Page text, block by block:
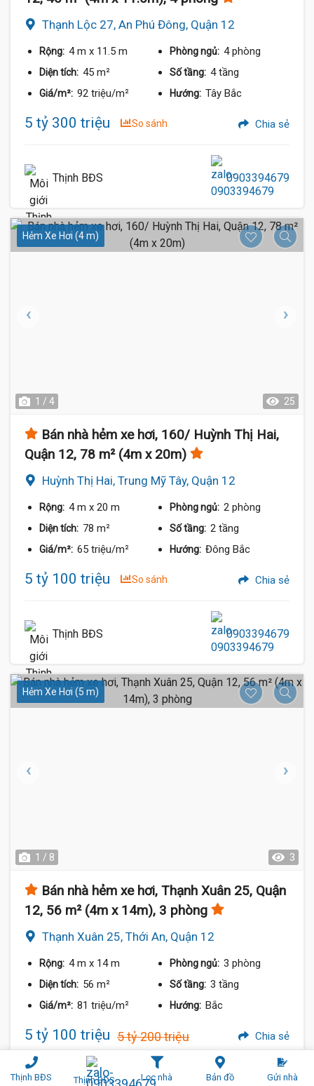
Thịnh BĐS Thịnh BĐS Lọc nhà Bản đồ Gửi nhà
Thạnh Lộc 27, An Phú Đông, Quận 12
Rộng: 4 m x 11.5 m Phòng ngủ: 4 phòng
Diện tích: 45 m² Số tầng: 4 tầng
Giá/m²: 92 triệu/m² Hướng: Tây Bắc
5 tỷ 300 triệu So sánh Chia sẻ
Thịnh BĐS 0903394679
Hẻm Xe Hơi (4 m)
1 / 4 25
Bán nhà hẻm xe hơi, 160/ Huỳnh Thị Hai,
Quận 12, 78 m² (4m x 20m)
Huỳnh Thị Hai, Trung Mỹ Tây, Quận 12
Rộng: 4 m x 20 m Phòng ngủ: 2 phòng
Diện tích: 78 m² Số tầng: 2 tầng
Giá/m²: 65 triệu/m² Hướng: Đông Bắc
5 tỷ 100 triệu So sánh Chia sẻ
Thịnh BĐS 0903394679
Hẻm Xe Hơi (5 m)
1 / 8 3
Bán nhà hẻm xe hơi, Thạnh Xuân 25, Quận
12, 56 m² (4m x 14m), 3 phòng
Thạnh Xuân 25, Thới An, Quận 12
Rộng: 4 m x 14 m Phòng ngủ: 3 phòng
Diện tích: 56 m² Số tầng: 3 tầng
Giá/m²: 81 triệu/m² Hướng: Bắc
5 tỷ 100 triệu 5 tỷ 200 triệu Chia sẻ